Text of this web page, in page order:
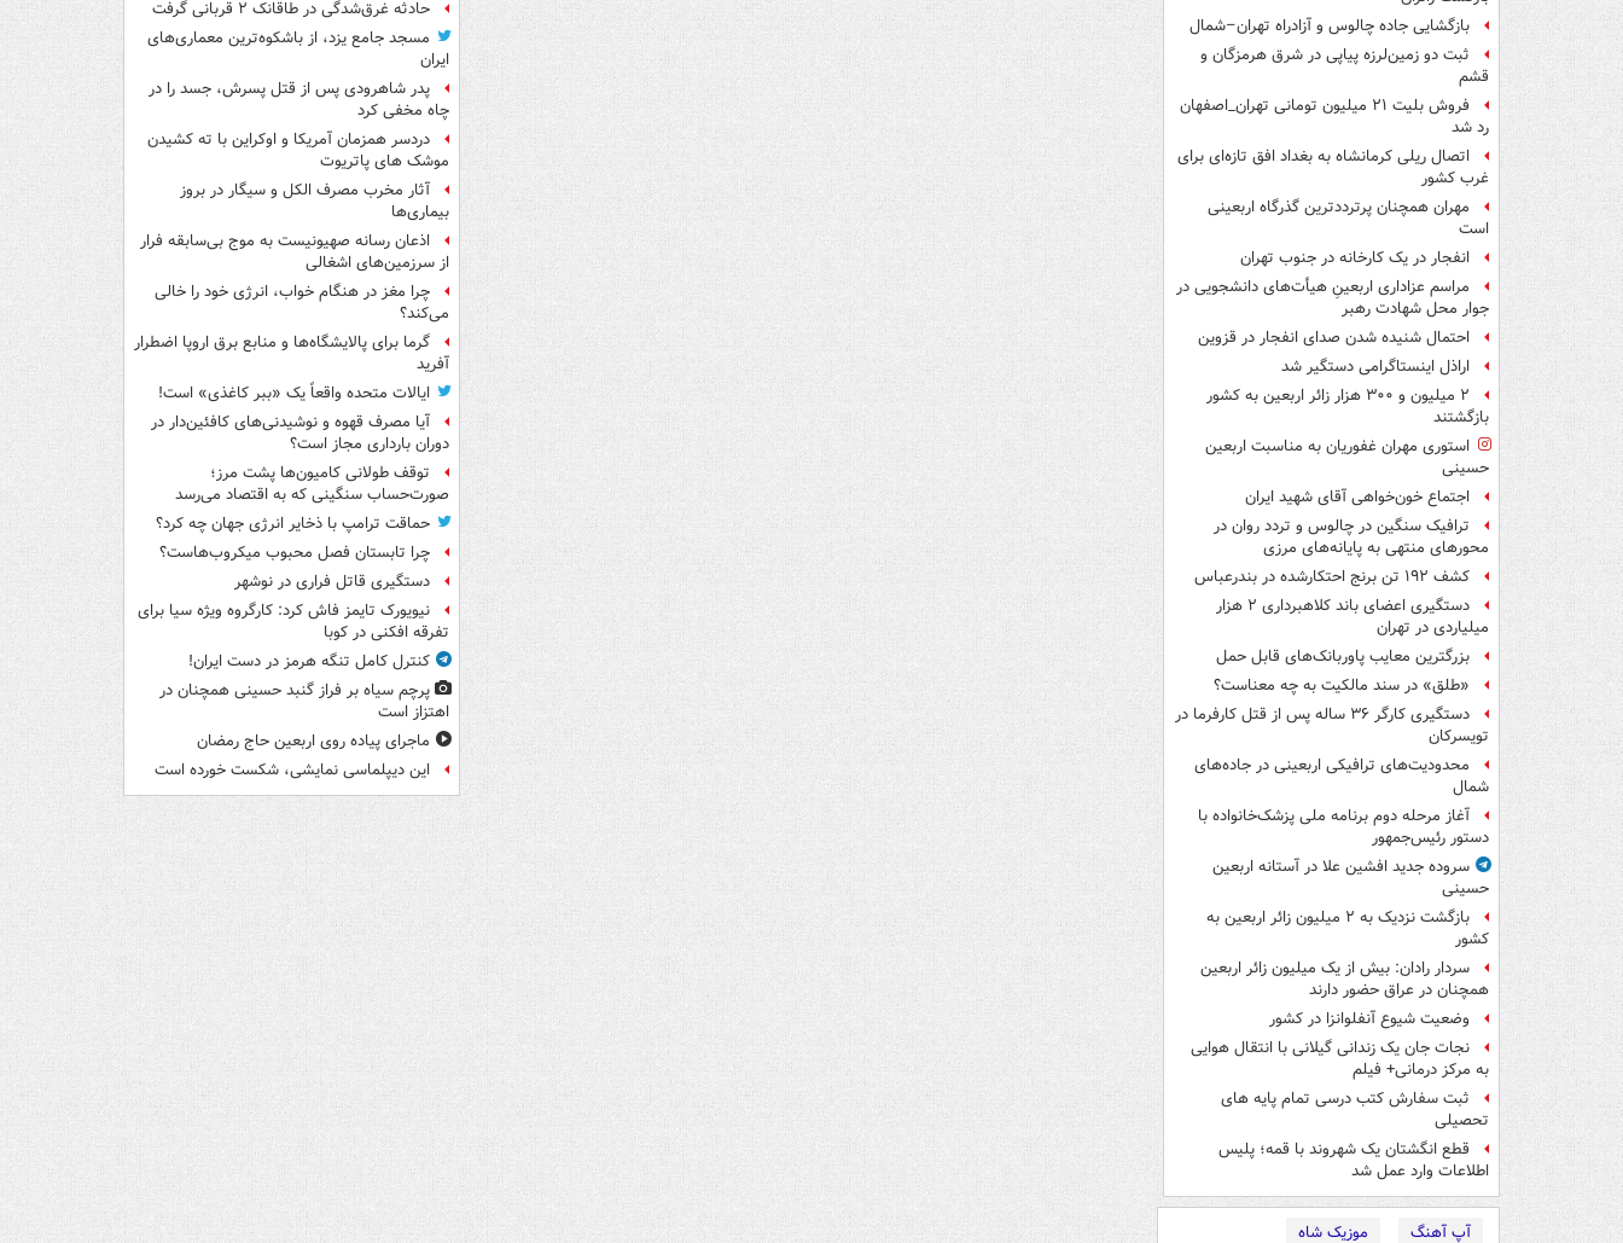
بازگشایی جاده چالوس و آزادراه تهران–شمال
ثبت دو زمین‌لرزه پیاپی در شرق هرمزگان و
قشم
فروش بلیت ۲۱ میلیون تومانی تهران_اصفهان
رد شد
اتصال ریلی کرمانشاه به بغداد افق تازه‌ای برای
غرب کشور
مهران همچنان پرترددترین گذرگاه اربعینی
است
انفجار در یک کارخانه در جنوب تهران
مراسم عزاداری اربعینِ هیأت‌های دانشجویی در
جوار محل شهادت رهبر
احتمال شنیده شدن صدای انفجار در قزوین
اراذل اینستاگرامی دستگیر شد
۲ میلیون و ۳۰۰ هزار زائر اربعین به کشور
بازگشتند
استوری مهران غفوریان به مناسبت اربعین
حسینی
اجتماع خون‌خواهی آقای شهید ایران
ترافیک سنگین در چالوس و تردد روان در
محورهای منتهی به پایانه‌های مرزی
کشف ۱۹۲ تن برنج احتکارشده در بندرعباس
دستگیری اعضای باند کلاهبرداری ۲ هزار
میلیاردی در تهران
بزرگترین معایب پاوربانک‌های قابل حمل
«طلق» در سند مالکیت به چه معناست؟
دستگیری کارگر ۳۶ ساله پس از قتل کارفرما در
تویسرکان
محدودیت‌های ترافیکی اربعینی در جاده‌های
شمال‌
آغاز مرحله دوم برنامه ملی پزشک‌خانواده با
دستور رئیس‌جمهور
سروده جدید افشین علا در آستانه اربعین
حسینی
بازگشت نزدیک به ۲ میلیون زائر اربعین به
کشور
سردار رادان: بیش از یک میلیون زائر اربعین
همچنان در عراق حضور دارند
وضعیت شیوع آنفلوانزا در کشور
نجات جان یک زندانی گیلانی با انتقال هوایی
به مرکز درمانی+ فیلم
ثبت سفارش کتب درسی تمام پایه های
تحصیلی
قطع انگشتان یک شهروند با قمه؛ پلیس
اطلاعات وارد عمل شد
آپ آهنگ موزیک شاه
حادثه غرق‌شدگی در طاقانک ۲ قربانی گرفت
مسجد جامع یزد، از باشکوه‌ترین معماری‌های
ایران
پدر شاهرودی پس از قتل پسرش، جسد را در
چاه مخفی کرد
دردسر همزمان آمریکا و اوکراین با ته کشیدن
موشک های پاتریوت
آثار مخرب مصرف الکل و سیگار در بروز
بیماری‌ها
اذعان رسانه صهیونیست به موج بی‌سابقه فرار
از سرزمین‌های اشغالی
چرا مغز در هنگام خواب، انرژی خود را خالی
می‌کند؟
گرما برای پالایشگاه‌ها و منابع برق اروپا اضطرار
آفرید
ایالات متحده واقعاً یک «ببر کاغذی» است!
آیا مصرف قهوه و نوشیدنی‌های کافئین‌دار در
دوران بارداری مجاز است؟
توقف طولانی کامیون‌ها پشت مرز؛
صورت‌حساب سنگینی که به اقتصاد می‌رسد
حماقت ترامپ با ذخایر انرژی جهان چه کرد؟
چرا تابستان فصل محبوب میکروب‌هاست؟
دستگیری قاتل فراری در نوشهر
نیویورک تایمز فاش کرد: کارگروه ویژه سیا برای
تفرقه افکنی در کوبا
کنترل کامل تنگه هرمز در دست ایران!
پرچم سیاه بر فراز گنبد حسینی همچنان در
اهتزاز است
ماجرای پیاده روی اربعین حاج رمضان
این دیپلماسی نمایشی، شکست خورده است